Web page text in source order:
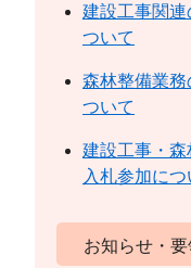
建設工事関連
ついて
森林整備業務
ついて
建設工事・
入札参加につ
お知らせ・